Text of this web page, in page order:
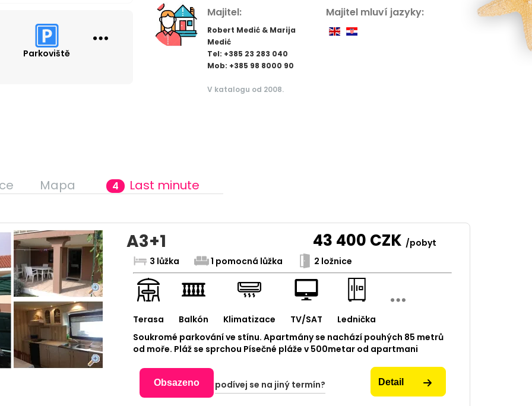
Parkoviště
Majitel:
Robert Medić & Marija
Medić
Tel: +385 23 283 040
Mob: +385 98 8000 90
V katalogu od 2008.
Majitel mluví jazyky:
Mapa 4 Last minute
A3+1 43 400 CZK /pobyt
3 lůžka
1 pomocná lůžka 2 ložnice
Terasa Balkón Klimatizace TV/SAT
Lednička
Soukromé parkování ve stínu. Apartmány se nachází pouhých 85 metrů
od moře. Pláž se sprchou Písečné pláže v 500metar od apartmani
Obsazeno podívej se na jiný termín? Detail